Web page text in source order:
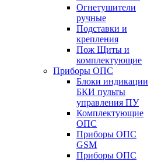
Огнетушители
ручные
Подставки и
крепления
Пож Щиты и
комплектующие
Приборы ОПС
Блоки индикации
БКИ пульты
управления ПУ
Комплектующие
ОПС
Приборы ОПС
GSM
Приборы ОПС